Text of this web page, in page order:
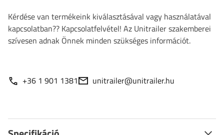
Kérdése van termékeink kiválasztásával vagy használatával
kapcsolatban?? Kapcsolatfelvétel! Az Unitrailer szakemberei
szívesen adnak Önnek minden szükséges információt.
+36 1 901 1381 unitrailer@unitrailer.hu